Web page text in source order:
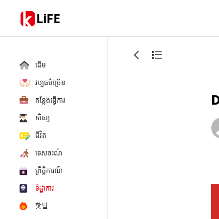
LiFE
ដើម
វប្បធម៌ច្រើន
កន្លែងធ្វើការ
សិស្ស
ជីវិត
ទេសចរណ៍
ព្រឹត្តិការណ៍
ទិដ្ឋាការ
핫딜